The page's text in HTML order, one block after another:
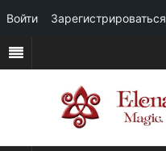
Войти Зарегистрироваться